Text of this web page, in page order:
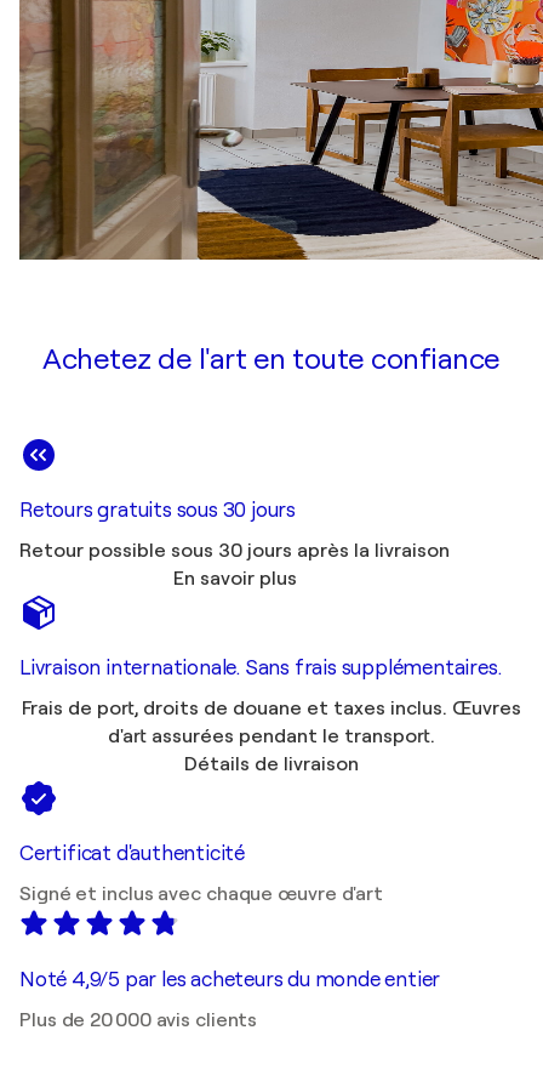
Achetez de l'art en toute confiance
Retours gratuits sous 30 jours
Retour possible sous 30 jours après la livraison
En savoir plus
Livraison internationale. Sans frais supplémentaires.
Frais de port, droits de douane et taxes inclus. Œuvres
d'art assurées pendant le transport.
Détails de livraison
Certificat d'authenticité
Signé et inclus avec chaque œuvre d'art
Noté 4,9/5 par les acheteurs du monde entier
Plus de 20 000 avis clients